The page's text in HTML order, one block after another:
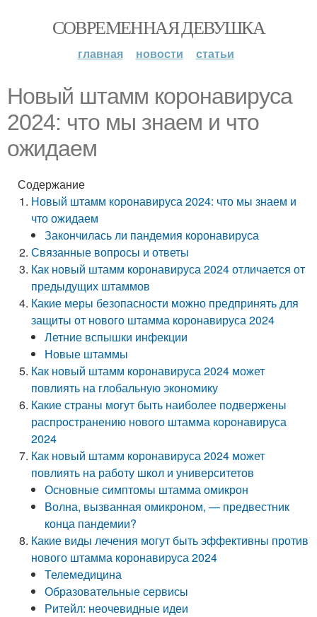
СОВРЕМЕННАЯ ДЕВУШКА
главная новости статьи
Новый штамм коронавируса
2024: что мы знаем и что
ожидаем
Содержание
Новый штамм коронавируса 2024: что мы знаем и
что ожидаем
Закончилась ли пандемия коронавируса
Связанные вопросы и ответы
Как новый штамм коронавируса 2024 отличается от
предыдущих штаммов
Какие меры безопасности можно предпринять для
защиты от нового штамма коронавируса 2024
Летние вспышки инфекции
Новые штаммы
Как новый штамм коронавируса 2024 может
повлиять на глобальную экономику
Какие страны могут быть наиболее подвержены
распространению нового штамма коронавируса
2024
Как новый штамм коронавируса 2024 может
повлиять на работу школ и университетов
Основные симптомы штамма омикрон
Волна, вызванная омикроном, — предвестник
конца пандемии?
Какие виды лечения могут быть эффективны против
нового штамма коронавируса 2024
Телемедицина
Образовательные сервисы
Ритейл: неочевидные идеи